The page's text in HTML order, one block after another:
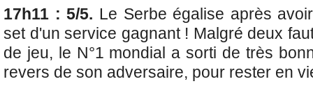
17h11 : 5/5. Le Serbe égalise après
set d'un service gagnant ! Malgré deux
de jeu, le N°1 mondial a sorti de très
revers de son adversaire, pour rester en